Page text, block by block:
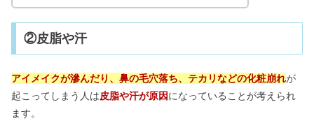
②皮脂や汗
アイメイクが滲んだり、鼻の毛穴落ち、テカリなどの化粧崩れが
起こってしまう人は皮脂や汗が原因になっていることが考えられ
ます。